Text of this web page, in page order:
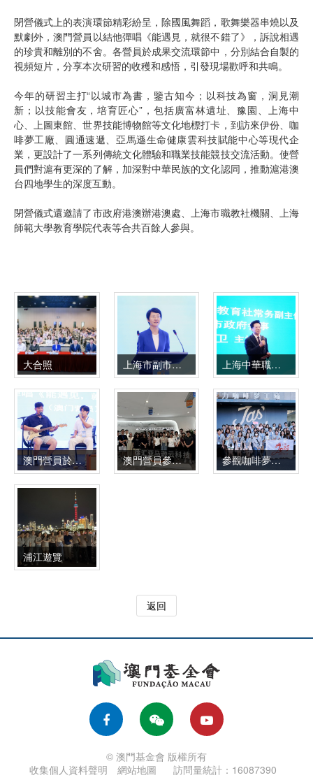
閉營儀式上的表演環節精彩紛呈，除國風舞蹈，歌舞樂器串燒以及
默劇外，澳門營員以結他彈唱《能遇見，就很不錯了》，訴說相遇
的珍貴和離別的不舍。各營員於成果交流環節中，分別結合自製的
視頻短片，分享本次研習的收穫和感悟，引發現場歡呼和共鳴。
今年的研習主打“以城市為書，鑒古知今；以科技為窗，洞見潮
新；以技能會友，培育匠心”，包括廣富林遺址、豫園、上海中
心、上圖東館、世界技能博物館等文化地標打卡，到訪來伊份、咖
啡夢工廠、圓通速遞、亞馬遜生命健康雲科技賦能中心等現代企
業，更設計了一系列傳統文化體驗和職業技能競技交流活動。使營
員們對滬有更深的了解，加深對中華民族的文化認同，推動滬港澳
台四地學生的深度互動。
閉營儀式還邀請了市政府港澳辦港澳處、上海市職教社機關、上海
師範大學教育學院代表等合共百餘人參與。
大合照 上海市副市長、上海中華職教社主任解冬致辭 上海中華職教社常務副主任、市政府參事胡衛主持閉營儀式
澳門營員於閉營儀式上演出 澳門營員參觀亞馬遜生命健康雲科技賦能中心 參觀咖啡夢工廠
浦江遊覽
返回
© 澳門基金會 版權所有
收集個人資料聲明
網站地圖 訪問量統計：16087390